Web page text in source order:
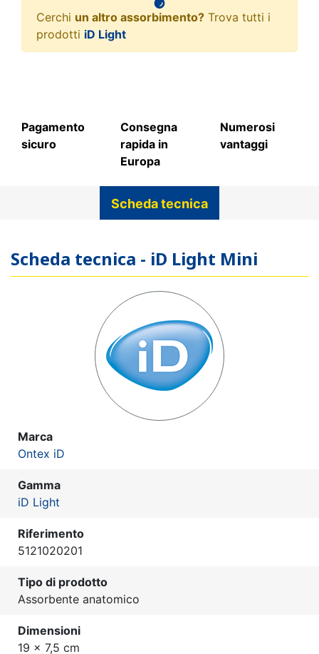
Cerchi un altro assorbimento? Trova tutti i
prodotti iD Light
Pagamento
sicuro
Consegna
rapida in
Europa
Numerosi
vantaggi
Scheda tecnica
Scheda tecnica - iD Light Mini
Marca
Ontex iD
Gamma
iD Light
Riferimento
5121020201
Tipo di prodotto
Assorbente anatomico
Dimensioni
19 x 7,5 cm